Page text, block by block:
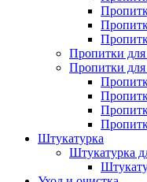
Пропитки для
Пропитки
Штукатурка
Штукатурка